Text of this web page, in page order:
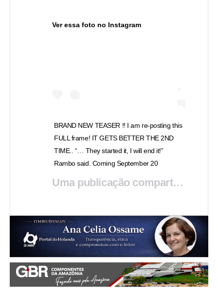
Ver essa foto no Instagram
BRAND NEW TEASER !! I am re-posting this
FULL frame! IT GETS BETTER THE 2ND
TIME.. “… They started it, I will end it!”
Rambo said. Coming September 20
Uma publicação compartilhada por